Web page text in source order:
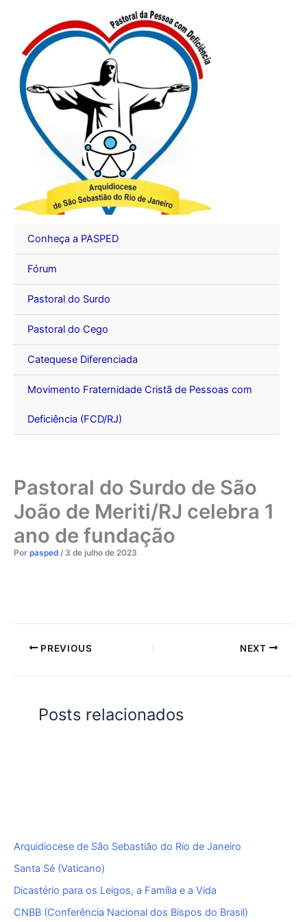
conteúdo
Conheça a PASPED
Fórum
Pastoral do Surdo
Pastoral do Cego
Catequese Diferenciada
Movimento Fraternidade Cristã de Pessoas com
Deficiência (FCD/RJ)
Pastoral do Surdo de São
João de Meriti/RJ celebra 1
ano de fundação
Por pasped / 3 de julho de 2023
PREVIOUS NEXT
Posts relacionados
Arquidiocese de São Sebastião do Rio de Janeiro
Santa Sé (Vaticano)
Dicastério para os Leigos, a Família e a Vida
CNBB (Conferência Nacional dos Bispos do Brasil)